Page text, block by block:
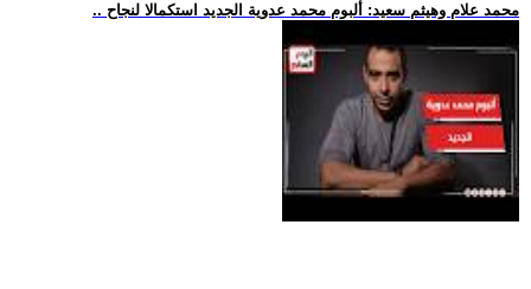
.. محمد علام وهيثم سعيد: ألبوم محمد عدوية الجديد استكمالا لنجاح